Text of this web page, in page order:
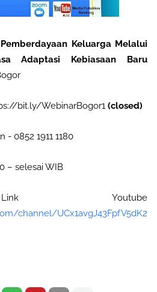
Keluarga Melalui
Adaptasi Kebiasaan Baru
bit.ly/WebinarBogor1 (closed)
- 0852 1911 1180
– selesai WIB
Youtube
channel/UCx1avgJ43FpfV5dK2